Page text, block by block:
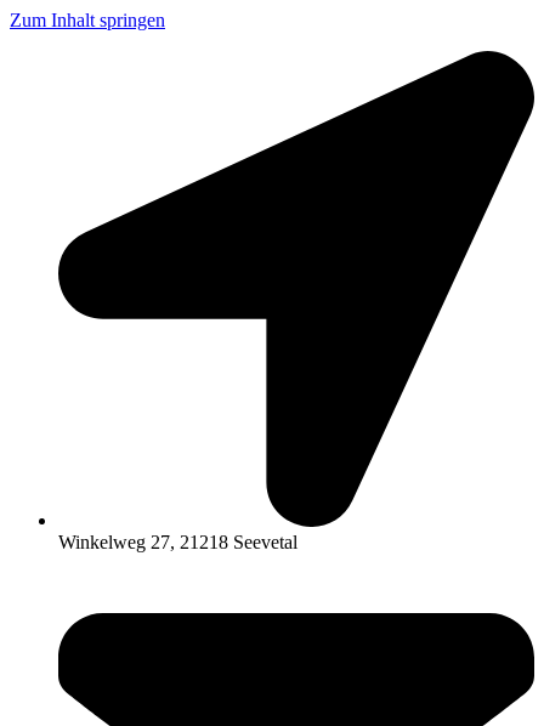
Zum Inhalt springen
Winkelweg 27, 21218 Seevetal